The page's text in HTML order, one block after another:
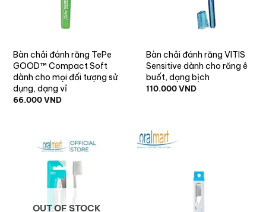
Bàn chải đánh răng TePe
GOOD™ Compact Soft
dành cho mọi đối tượng sử
dụng, dạng vỉ
66.000VND
Bàn chải đánh răng VITIS
Sensitive dành cho răng ê
buốt, dạng bịch
110.000VND
OUT OF STOCK